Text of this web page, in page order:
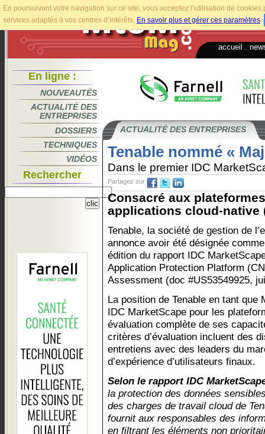
En poursuivant votre navigation sur ce site, vous acceptez l’utilisation de
services adaptés à vos centres d’intérêts. En savoir plus et gérer ces paramètres.
accueil
En ligne :
NOUVEAUTÉS
ACTUALITÉ DES
ENTREPRISES
DOSSIERS
TECHNIQUES
VIDÉOS
Rechercher
ACTUALITÉ DES ENTREPRISES
Tenable nommé «
Dans le premier IDC
Partagez sur
Consacré aux
applications cloud-native
Tenable, la société de gestion de
annonce avoir été désignée
édition du rapport IDC
Application Protection Platform
Assessment (doc #US53549925,
La position de Tenable en tant que
IDC MarketScape pour les
évaluation complète de ses
critères d’évaluation incluent des
entretiens avec des leaders du
d’expérience d’utilisateurs finaux.
Selon le rapport IDC
la protection des données
des charges de travail cloud de
fournit aux responsables des
en filtrant les éléments non